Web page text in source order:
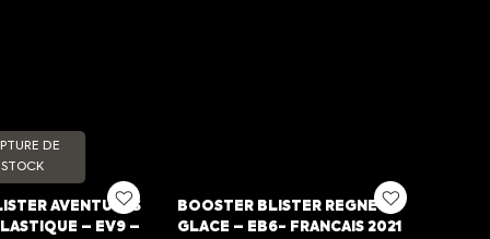
DE
STOCK
AVENTURES
– EV9 –
BOOSTER BLISTER REGNE DE
GLACE – EB6- FRANCAIS 2021